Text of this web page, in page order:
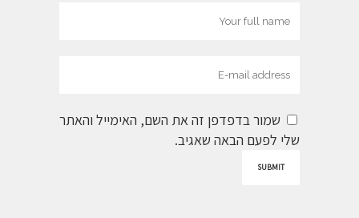
שמור בדפדפן זה את השם, האימייל והאתר
שלי לפעם הבאה שאגיב.